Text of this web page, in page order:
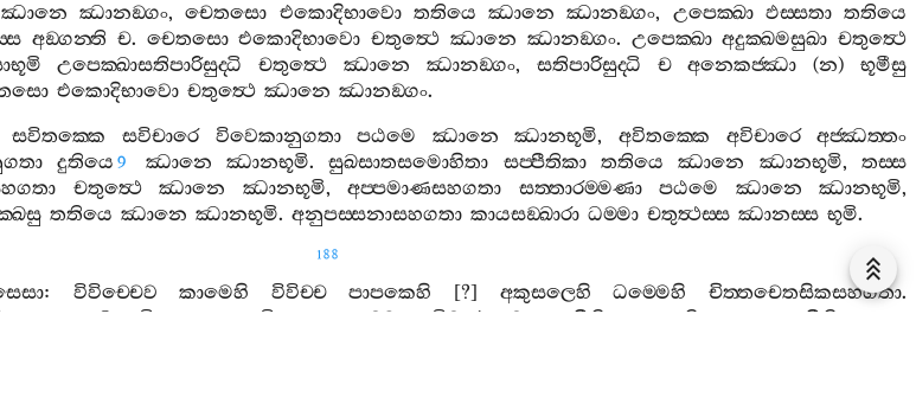
ඣානෙ ඣානඞ‍්ගං,චෙතසො එකොදිභාවො තතියෙ ඣානෙ ඣානඞ‍්ගං, උපෙක‍්ඛා ඵස‍්සතා තතියෙ
අඞ‍්ගන‍්ති ච. චෙතසො එකොදිභාවො චතුත්‍ථෙ ඣානෙ ඣානඞ‍්ගං. උපෙක‍්ඛා අදුක‍්ඛමසුඛා චතුත්‍ථෙ
උපෙක‍්ඛාසතිපාරිසුද‍්ධි චතුත්‍ථෙ ඣානෙ ඣානඞ‍්ගං, සතිපාරිසුද‍්ධි ච අනෙකජ‍්ඣා (න)භූමීසු
එකොදිභාවො චතුත්‍ථෙ ඣානෙ ඣානඞ‍්ගං.
සවිතක‍්කෙ සවිචාරෙ විවෙකානුගතා පඨමෙ ඣානෙ ඣානභූමි, අවිතක‍්කෙ අවිචාරෙ
අජ‍්ඣත‍්තං
දුතියෙ 9 ඣානෙ ඣානභූමි.සුඛසාතසමොහිතා සප‍්පීතිකා තතියෙ ඣානෙ ඣානභූමි,තස‍්ස
චතුත්‍ථෙ ඣානෙ ඣානභූමි,අප‍්පමාණසහගතා සත‍්තාරම‍්මණා පඨමෙ ඣානෙ ඣානභූමි,
තතියෙ ඣානෙ ඣානභූමි. අනුපස‍්සනාසහගතා කායසඞ‍්ඛාරා ධම‍්මා චතුත්‍ථස‍්ස ඣානස‍්ස භූමි.
188
: විවිච‍්චෙව කාමෙහි විවිච‍්ච පාපකෙහි [?] අකුසලෙහි ධම‍්මෙහි චිත‍්තචෙතසිකසහගතා.
ඣානවිසෙසො අවිතක‍්කා චෙව අවිචාරා ච සප‍්පීතිකාය සතිසහගතාය
පීතිසහගතා